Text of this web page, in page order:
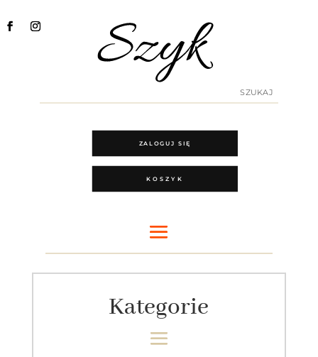
ZALOGUJ SIĘ
KOSZYK
Kategorie